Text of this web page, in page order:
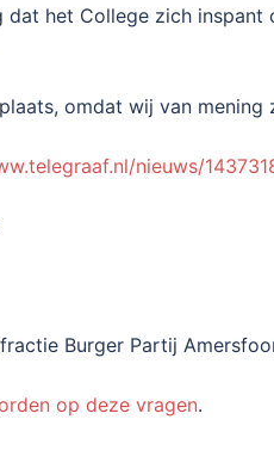
dat het College zich
omdat wij van
nieuws/
Burger Partij
op deze vragen.